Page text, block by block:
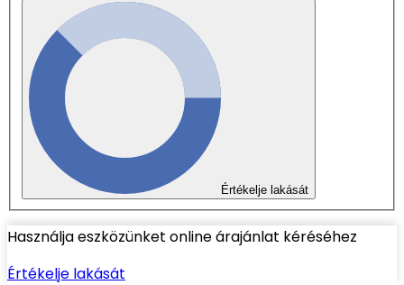
Értékelje lakását
Használja eszközünket online árajánlat kéréséhez
Értékelje lakását